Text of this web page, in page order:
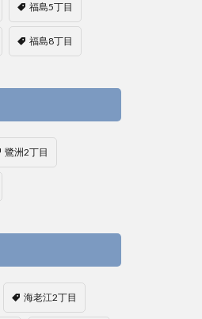
福島5丁目
福島8丁目
鷺洲2丁目
海老江2丁目